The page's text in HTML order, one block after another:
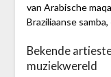
van Arabische
Braziliaanse
Bekende
muziekwereld